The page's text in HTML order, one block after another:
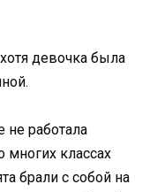
девочка была
работала
многих классах
брали с собой на